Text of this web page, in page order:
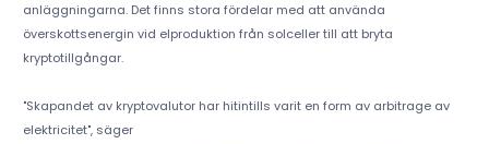
anläggningarna. Det finns stora fördelar med att använda
överskottsenergin vid elproduktion från solceller till att bryta
kryptotillgångar.
"Skapandet av kryptovalutor har hitintills varit en form av arbitrage av
elektricitet", säger